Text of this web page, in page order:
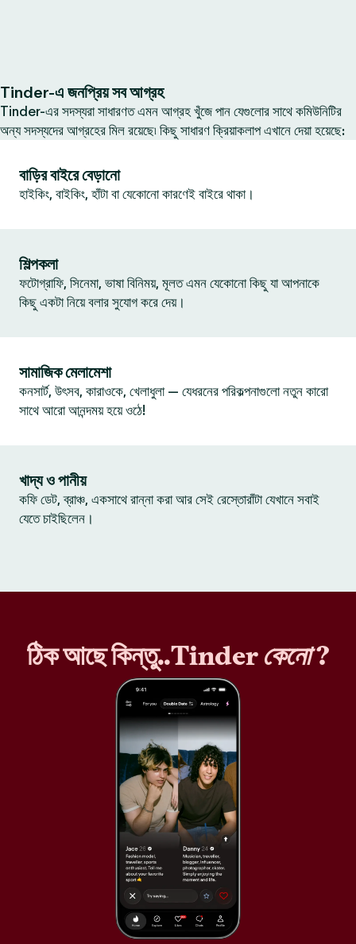
Tinder-এ জনপ্রিয় সব আগ্রহ
Tinder-এর সদস্যরা সাধারণত এমন আগ্রহ খুঁজে পান যেগুলোর সাথে কমিউনিটির
অন্য সদস্যদের আগ্রহের মিল রয়েছে৷ কিছু সাধারণ ক্রিয়াকলাপ এখানে দেয়া হয়েছে:
বাড়ির বাইরে বেড়ানো
হাইকিং, বাইকিং, হাঁটা বা যেকোনো কারণেই বাইরে থাকা।
শিল্পকলা
ফটোগ্রাফি, সিনেমা, ভাষা বিনিময়, মূলত এমন যেকোনো কিছু যা আপনাকে
কিছু একটা নিয়ে বলার সুযোগ করে দেয়।
সামাজিক মেলামেশা
কনসার্ট, উৎসব, কারাওকে, খেলাধুলা — যেধরনের পরিকল্পনাগুলো নতুন কারো
সাথে আরো আনন্দময় হয়ে ওঠে!
খাদ্য ও পানীয়
কফি ডেট, ব্রাঞ্চ, একসাথে রান্না করা আর সেই রেস্তোরাঁটা যেখানে সবাই
যেতে চাইছিলেন।
ঠিক আছে কিন্তু..Tinderকেনো?